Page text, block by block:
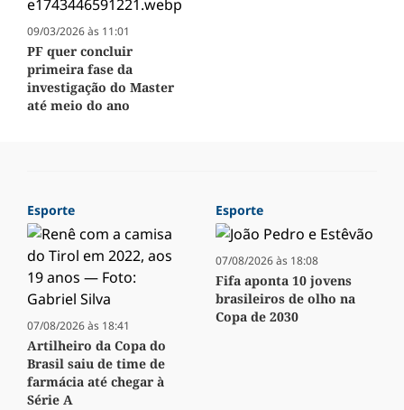
09/03/2026 às 11:01
PF quer concluir
primeira fase da
investigação do Master
até meio do ano
Esporte
07/08/2026 às 18:41
Artilheiro da Copa do
Brasil saiu de time de
farmácia até chegar à
Série A
Esporte
07/08/2026 às 18:08
Fifa aponta 10 jovens
brasileiros de olho na
Copa de 2030